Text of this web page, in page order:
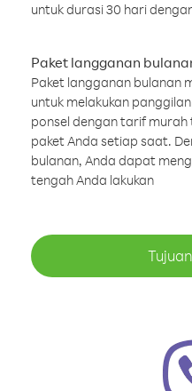
untuk durasi 30 hari
Paket langganan
Paket langganan bulanan
untuk melakukan
ponsel dengan tarif
paket Anda setiap saat.
bulanan, Anda dapat
tengah Anda lakukan